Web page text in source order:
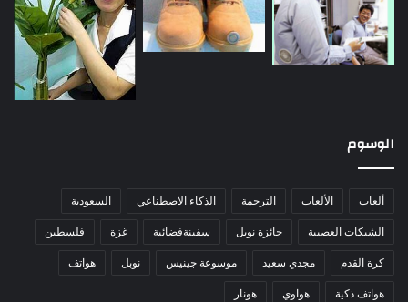
الوسوم
ألعاب الألعاب الترجمة الذكاء الاصطناعي السعودية
الشبكات العصبية جائزة نوبل سفينةفضائية غزة فلسطين
كرة القدم مجدي سعيد موسوعة جينيس نوبل هواتف
هواتف ذكية هواوي هونار